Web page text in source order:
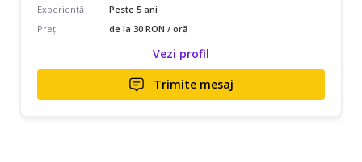
Experiență
Peste 5 ani
Preț
de la 30 RON / oră
Vezi profil
Trimite mesaj